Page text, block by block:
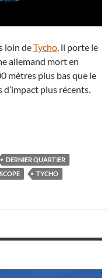
loin deTycho , il porte le
allemand mort en
mètres plus bas que le
plus récents.
Clavius
DERNIER QUARTIER
TYCHO